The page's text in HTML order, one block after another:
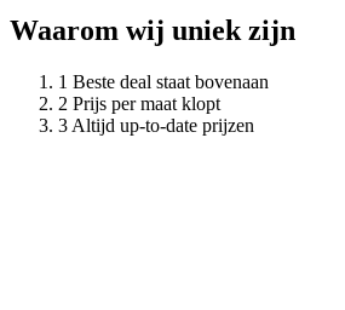
Waarom wij uniek zijn
Beste deal staat bovenaan
Prijs per maat klopt
Altijd up-to-date prijzen